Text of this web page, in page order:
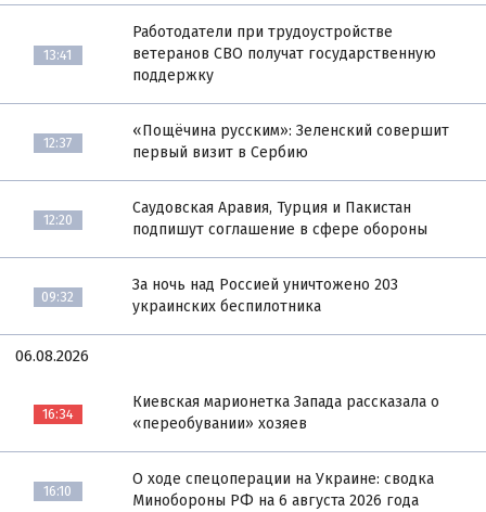
13:41
Работодатели при трудоустройстве
ветеранов СВО получат государственную
поддержку
12:37
«Пощёчина русским»: Зеленский совершит
первый визит в Сербию
12:20
Саудовская Аравия, Турция и Пакистан
подпишут соглашение в сфере обороны
09:32
За ночь над Россией уничтожено 203
украинских беспилотника
06.08.2026
16:34
Киевская марионетка Запада рассказала о
«переобувании» хозяев
16:10
О ходе спецоперации на Украине: сводка
Минобороны РФ на 6 августа 2026 года